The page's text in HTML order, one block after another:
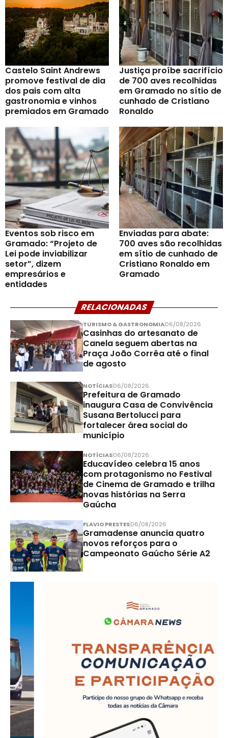
Castelo Saint Andrews
promove festival de dia
dos pais com alta
gastronomia e vinhos
premiados em Gramado
Justiça proíbe sacrifício
de 700 aves recolhidas
em Gramado no sítio de
cunhado de Cristiano
Ronaldo
Eventos sob risco em
Gramado: “Projeto de
Lei pode inviabilizar
setor”, dizem
empresários e
entidades
Enviadas para abate:
700 aves são recolhidas
em sítio de cunhado de
Cristiano Ronaldo em
Gramado
RELACIONADAS
TURISMO & GASTRONOMIA06/08/2026
Casinhas do artesanato de
Canela seguem abertas na
Praça João Corrêa até o final
de agosto
NOTÍCIAS06/08/2026
Prefeitura de Gramado
inaugura Casa de Convivência
Susana Bertolucci para
fortalecer área social do
município
NOTÍCIAS06/08/2026
Educavídeo celebra 15 anos
com protagonismo no Festival
de Cinema de Gramado e trilha
novas histórias na Serra
Gaúcha
FLAVIO PRESTES06/08/2026
Gramadense anuncia quatro
novos reforços para o
Campeonato Gaúcho Série A2